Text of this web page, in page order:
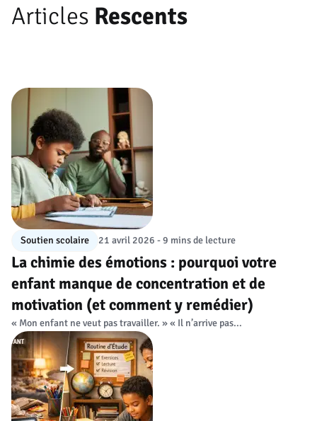
Articles Rescents
Soutien scolaire 21 avril 2026 - 9 mins de lecture
La chimie des émotions : pourquoi votre
enfant manque de concentration et de
motivation (et comment y remédier)
« Mon enfant ne veut pas travailler. » « Il n’arrive pas...